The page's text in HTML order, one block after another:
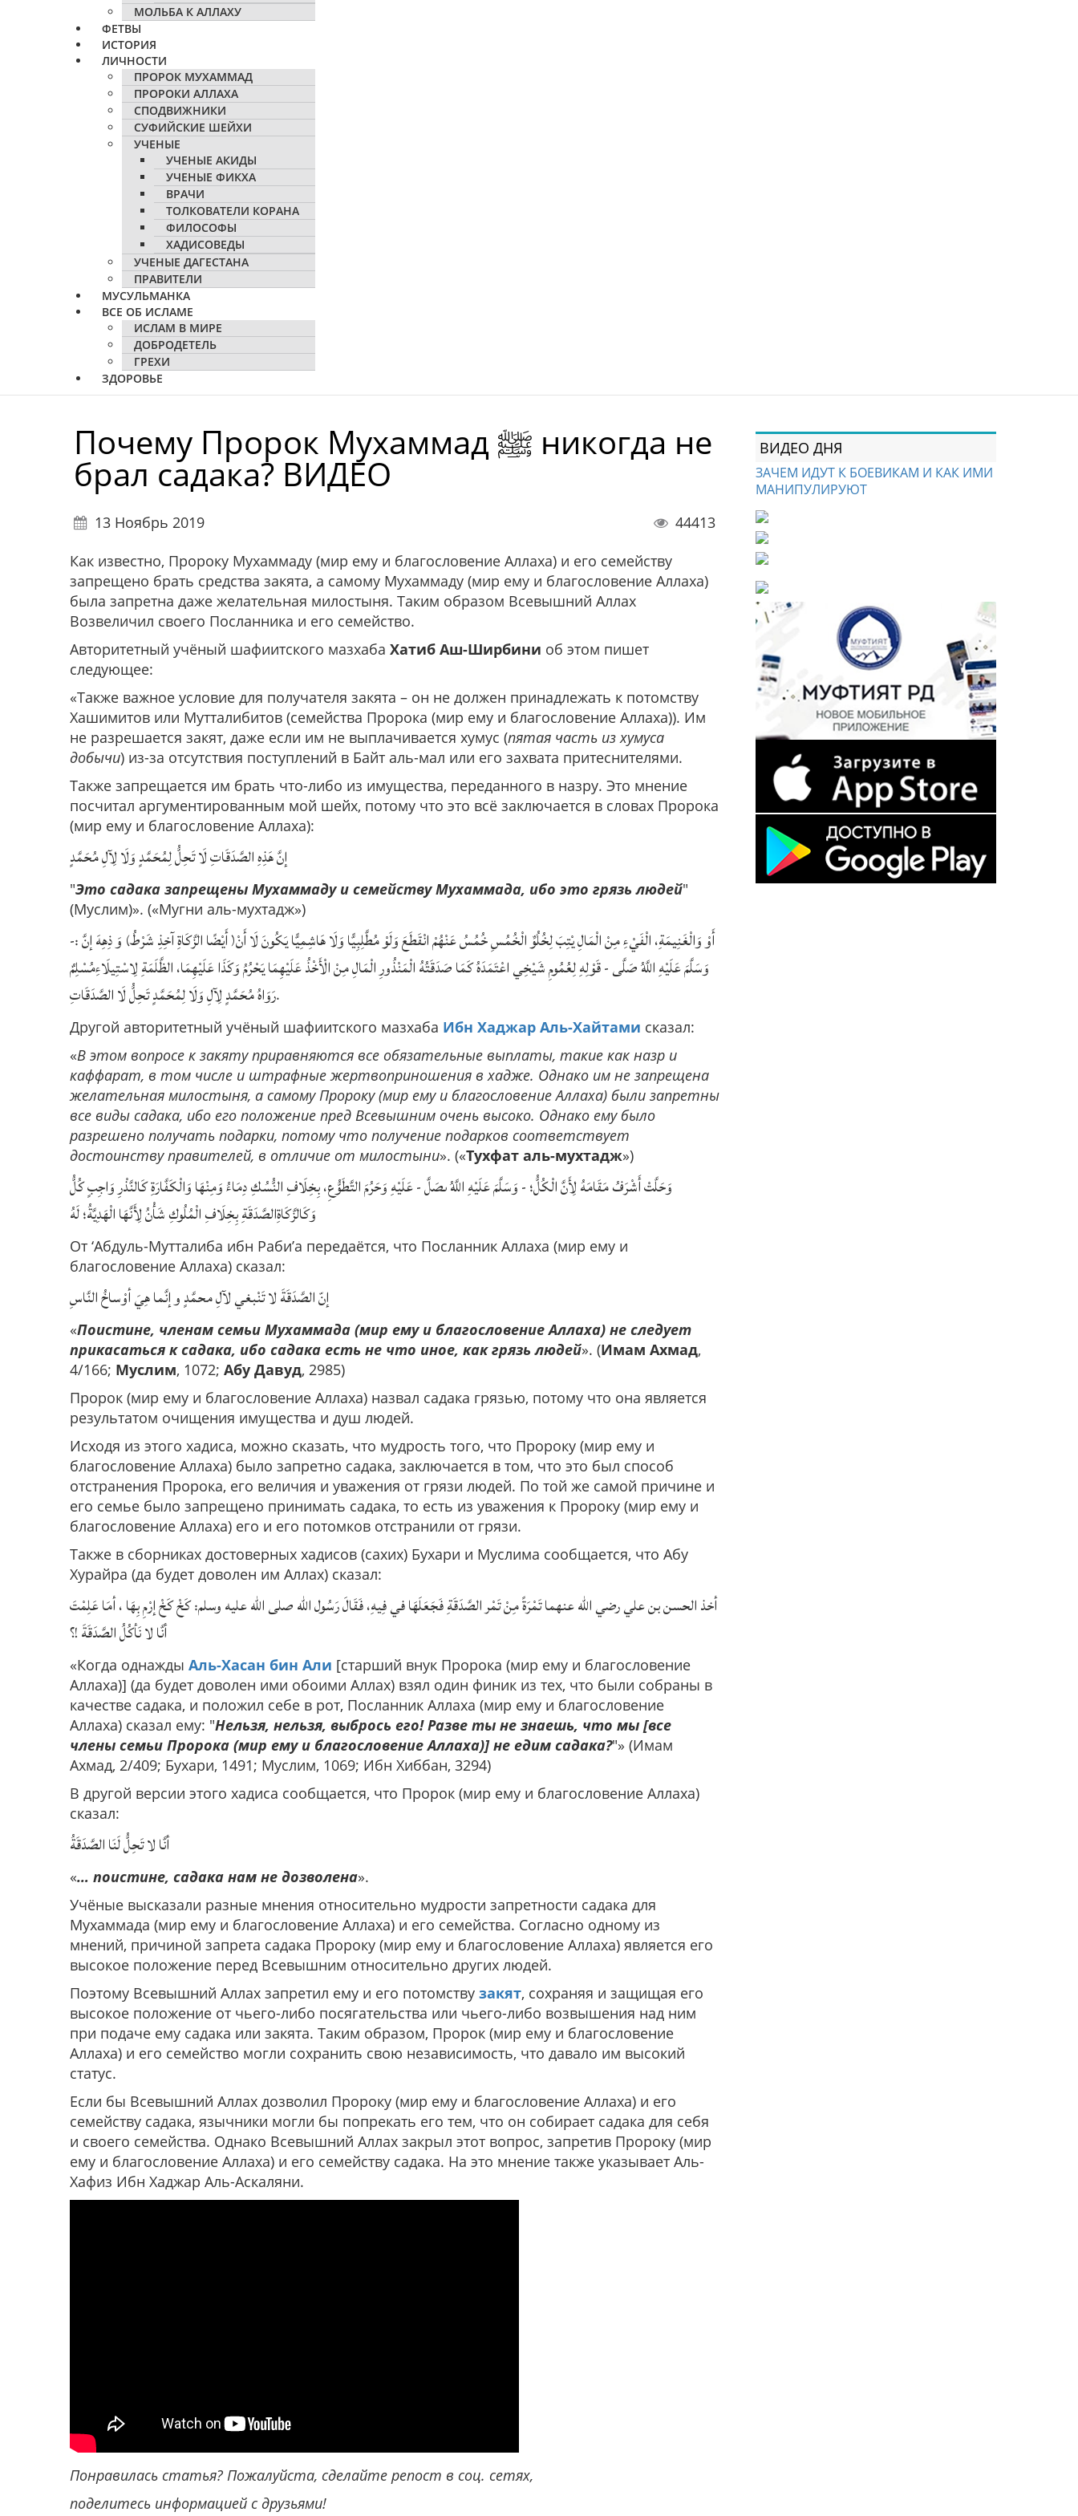
МОЛЬБА К АЛЛАХУ
ФЕТВЫ
ИСТОРИЯ
ЛИЧНОСТИ
ПРОРОК МУХАММАД
ПРОРОКИ АЛЛАХА
СПОДВИЖНИКИ
СУФИЙСКИЕ ШЕЙХИ
УЧЕНЫЕ
УЧЕНЫЕ АКИДЫ
УЧЕНЫЕ ФИКХА
ВРАЧИ
ТОЛКОВАТЕЛИ КОРАНА
ФИЛОСОФЫ
ХАДИСОВЕДЫ
УЧЕНЫЕ ДАГЕСТАНА
ПРАВИТЕЛИ
МУСУЛЬМАНКА
ВСЕ ОБ ИСЛАМЕ
ИСЛАМ В МИРЕ
ДОБРОДЕТЕЛЬ
ГРЕХИ
ЗДОРОВЬЕ
Почему Пророк Мухаммад ﷺ никогда не
брал садака? ВИДЕО
13 Ноябрь 2019
44413
Как известно, Пророку Мухаммаду (мир ему и благословение Аллаха) и его семейству
запрещено брать средства закята, а самому Мухаммаду (мир ему и благословение Аллаха)
была запретна даже желательная милостыня. Таким образом Всевышний Аллах
Возвеличил своего Посланника и его семейство.
Авторитетный учёный шафиитского мазхаба Хатиб Аш-Ширбини об этом пишет
следующее:
«Также важное условие для получателя закята – он не должен принадлежать к потомству
Хашимитов или Мутталибитов (семейства Пророка (мир ему и благословение Аллаха)). Им
не разрешается закят, даже если им не выплачивается хумус (пятая часть из хумуса
добычи) из-за отсутствия поступлений в Байт аль-мал или его захвата притеснителями.
Также запрещается им брать что-либо из имущества, переданного в назру. Это мнение
посчитал аргументированным мой шейх, потому что это всё заключается в словах Пророка
(мир ему и благословение Аллаха):
إنَّ هَذِهِ الصَّدَقَاتِ لَا تَحِلُّ لِمُحَمَّدٍ وَلَا لِآلِ مُحَمَّدٍ
"Это садака запрещены Мухаммаду и семейству Мухаммада, ибо это грязь людей"
(Муслим)». («Мугни аль-мухтадж»)
أَوْ وَالْغَنِيمَةِ، الْفَيْءِ مِنْ الْمَالِ يْتِبَ لِخُلُوِّ الْخُمُسِ خُمُسُ عَنْهُمْ انْقَطَعَ وَلَوْ مُطَّلِبِيًّا وَلَا هَاشِمِيًّا يَكُونَ لَا أَنْ( أَيْضًا الزَّكَاةِ آخِذِ شَرْطُ) وَ ذِهِهَ إنَّ :-
وَسَلَّمَ عَلَيْهِ اللَّهُ صَلَّى - قَوْلِهِ لِعُمُومِ شَيْخِي اعْتَمَدَهُ كَمَا صَدَقَتُهُ الْمَنْذُورِ الْمَالِ مِنْ الْأَخْذُ عَلَيْهِمَا يَحْرُمُ وَكَذَا عَلَيْهِمَا، الظَّلَمَةِ لِاسْتِيلَاءِمُسْلِمٌ
رَوَاهُ مُحَمَّدٍ لِآلِ وَلَا لِمُحَمَّدٍ تَحِلُّ لَا الصَّدَقَاتِ.
Другой авторитетный учёный шафиитского мазхаба Ибн Хаджар Аль-Хайтами сказал:
«В этом вопросе к закяту приравняются все обязательные выплаты, такие как назр и
каффарат, в том числе и штрафные жертвоприношения в хадже. Однако им не запрещена
желательная милостыня, а самому Пророку (мир ему и благословение Аллаха) были запретны
все виды садака, ибо его положение пред Всевышним очень высоко. Однако ему было
разрешено получать подарки, потому что получение подарков соответствует
достоинству правителей, в отличие от милостыни». («Тухфат аль-мухтадж»)
وَحَلَّتْ أَشْرَفُ مَقَامَهُ لِأَنَّ الْكُلُّ؛ - وَسَلَّمَ عَلَيْهِ اللَّهُ ىصَلَّ - عَلَيْهِ وَحَرُمَ التَّطَوُّعِ، بِخِلَافِ النُّسُكِ دِمَاءُ وَمِنْهَا وَالْكَفَّارَةِ كَالنَّذْرِ وَاجِبٍ كُلُّ
وَكَالزَّكَاةِالصَّدَقَةِ بِخِلَافِ الْمُلُوكِ شَأْنُ لِأَنَّهَا الْهَدِيَّةُ؛ لَهُ
От ‘Абдуль-Мутталиба ибн Раби’а передаётся, что Посланник Аллаха (мир ему и
благословение Аллаха) сказал:
إنّ الصَّدَقَةَ لا تَنْبغي لآلِ محمَّدٍ و إنَّما هِيَ أوْساخُ النَّاسِ
«Поистине, членам семьи Мухаммада (мир ему и благословение Аллаха) не следует
прикасаться к садака, ибо садака есть не что иное, как грязь людей». (Имам Ахмад,
4/166; Муслим, 1072; Абу Давуд, 2985)
Пророк (мир ему и благословение Аллаха) назвал садака грязью, потому что она является
результатом очищения имущества и душ людей.
Исходя из этого хадиса, можно сказать, что мудрость того, что Пророку (мир ему и
благословение Аллаха) было запретно садака, заключается в том, что это был способ
отстранения Пророка, его величия и уважения от грязи людей. По той же самой причине и
его семье было запрещено принимать садака, то есть из уважения к Пророку (мир ему и
благословение Аллаха) его и его потомков отстранили от грязи.
Также в сборниках достоверных хадисов (сахих) Бухари и Муслима сообщается, что Абу
Хурайра (да будет доволен им Аллах) сказал:
أخذ الحسن بن علي رضي الله عنهما تَمْرَةً مِنْ تَمْر الصَّدَقَةِ فَجَعَلَهَا في فِيهِ، فَقَالَ رَسُول الله صلى الله عليه وسلم: كَخْ كَخْ إرْمِ بِهَا ، أمَا عَلِمْتَ
أنَّا لا نَأكُلُ الصَّدَقَةَ !؟
«Когда однажды Аль-Хасан бин Али [старший внук Пророка (мир ему и благословение
Аллаха)] (да будет доволен ими обоими Аллах) взял один финик из тех, что были собраны в
качестве садака, и положил себе в рот, Посланник Аллаха (мир ему и благословение
Аллаха) сказал ему: "Нельзя, нельзя, выбрось его! Разве ты не знаешь, что мы [все
члены семьи Пророка (мир ему и благословение Аллаха)] не едим садака?"» (Имам
Ахмад, 2/409; Бухари, 1491; Муслим, 1069; Ибн Хиббан, 3294)
В другой версии этого хадиса сообщается, что Пророк (мир ему и благословение Аллаха)
сказал:
أنَّا لا تَحِلُّ لَنَا الصَّدَقَةُ
«… поистине, садака нам не дозволена».
Учёные высказали разные мнения относительно мудрости запретности садака для
Мухаммада (мир ему и благословение Аллаха) и его семейства. Согласно одному из
мнений, причиной запрета садака Пророку (мир ему и благословение Аллаха) является его
высокое положение перед Всевышним относительно других людей.
Поэтому Всевышний Аллах запретил ему и его потомству закят, сохраняя и защищая его
высокое положение от чьего-либо посягательства или чьего-либо возвышения над ним
при подаче ему садака или закята. Таким образом, Пророк (мир ему и благословение
Аллаха) и его семейство могли сохранить свою независимость, что давало им высокий
статус.
Если бы Всевышний Аллах дозволил Пророку (мир ему и благословение Аллаха) и его
семейству садака, язычники могли бы попрекать его тем, что он собирает садака для себя
и своего семейства. Однако Всевышний Аллах закрыл этот вопрос, запретив Пророку (мир
ему и благословение Аллаха) и его семейству садака. На это мнение также указывает Аль-
Хафиз Ибн Хаджар Аль-Аскаляни.
Понравилась статья? Пожалуйста, сделайте репост в соц. сетях,
поделитесь информацией с друзьями!​
ВИДЕО ДНЯ
ЗАЧЕМ ИДУТ К БОЕВИКАМ И КАК ИМИ
МАНИПУЛИРУЮТ